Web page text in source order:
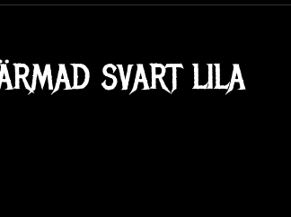
SVART LILA